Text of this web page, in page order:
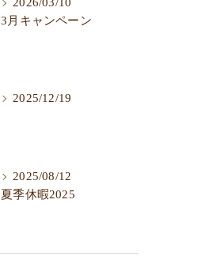
3月キャンペーン
2025/12/19
2025/08/12
夏季休暇2025